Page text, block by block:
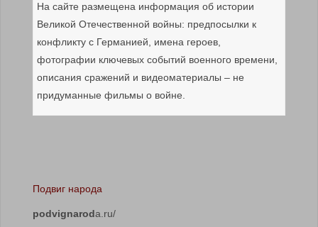
На сайте размещена информация об истории
Великой Отечественной войны: предпосылки к
конфликту с Германией, имена героев,
фотографии ключевых событий военного времени,
описания сражений и видеоматериалы – не
придуманные фильмы о войне.
Подвиг народа
podvignaroda.ru/